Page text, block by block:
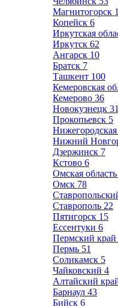
Магнитогорск
Копейск 6
Иркутская
Иркутск 62
Ангарск 10
Братск 7
Ташкент 100
Кемеровская
Кемерово 36
Новокузнецк 31
Прокопьевск 5
Нижегородская
Нижний
Дзержинск 7
Кстово 6
Омская область
Омск 78
Ставрополь 22
Пятигорск 15
Ессентуки 6
Пермский край
Пермь 51
Соликамск 5
Чайковский 4
Алтайский
Барнаул 43
Бийск 6